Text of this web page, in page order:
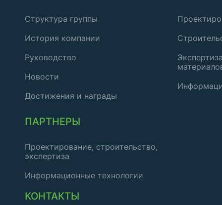
Структура группы
История компании
Руководство
Новости
Достижения и награды
ПАРТНЕРЫ
Проектирование, строительство,
экспертиза
Информационные технологии
КОНТАКТЫ